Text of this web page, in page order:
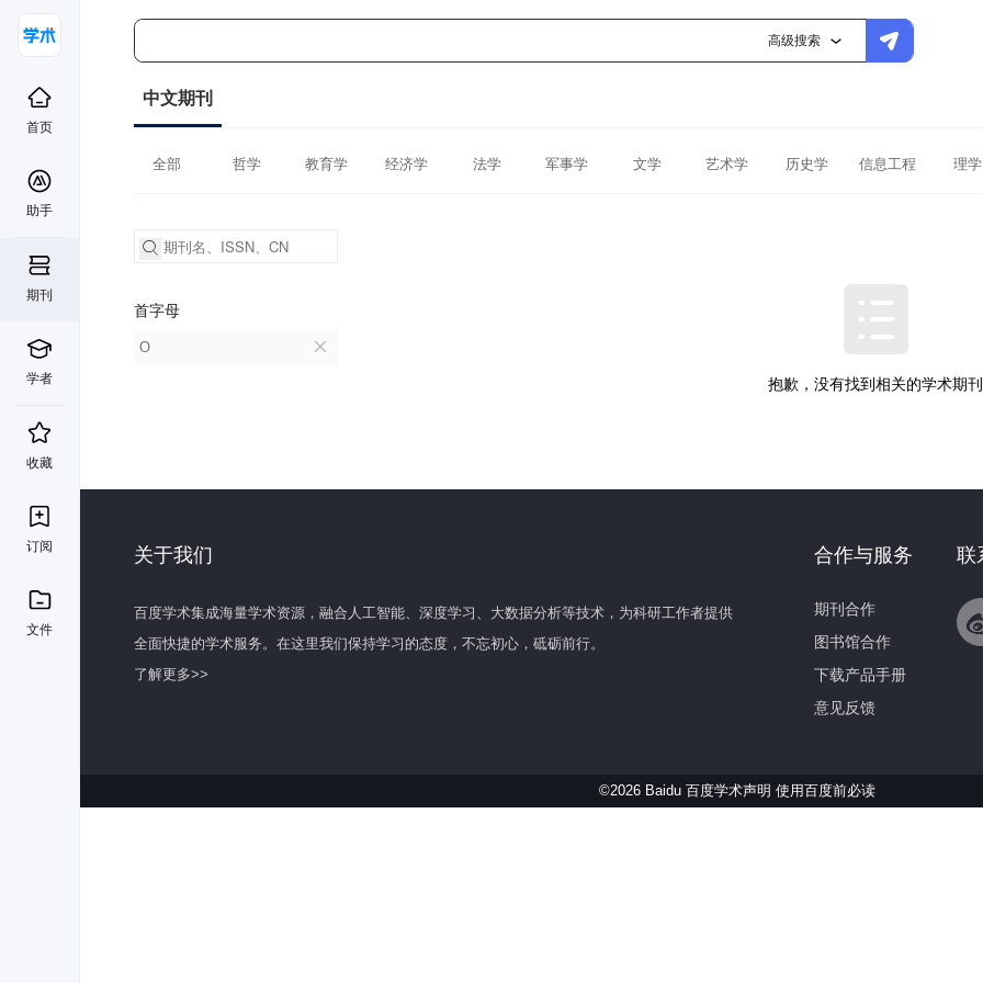
高级搜索
首页
助手
期刊
学者
收藏
订阅
文件
中文期刊
全部 哲学 教育学 经济学 法学 军事学 文学 艺术学 历史学 信息工程 理学
首字母
O
抱歉，没有找到相关的学术期刊
关于我们
百度学术集成海量学术资源，融合人工智能、深度学习、大数据分析等技术，为科研工作者提供
全面快捷的学术服务。在这里我们保持学习的态度，不忘初心，砥砺前行。
了解更多>>
联
合作与服务
期刊合作
图书馆合作
下载产品手册
意见反馈
©2026 Baidu 百度学术声明 使用百度前必读